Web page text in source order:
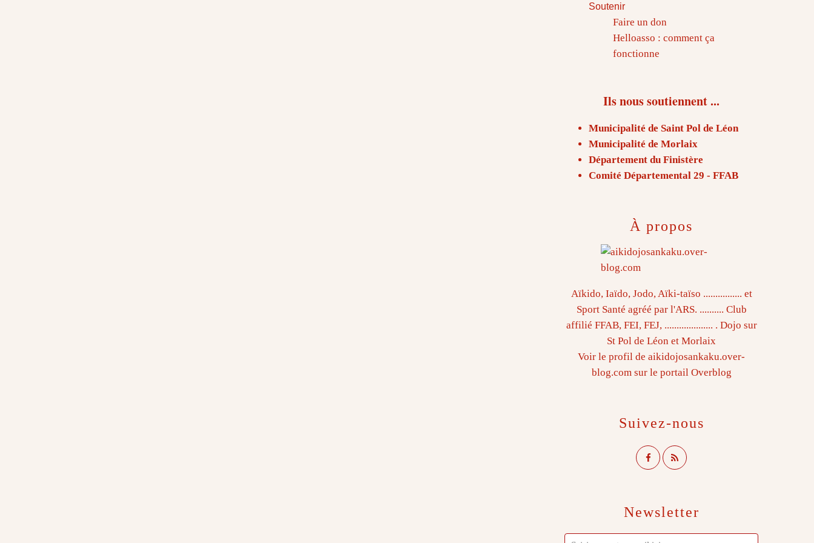
Newsletter
Suivez-nous
À propos
Aïkido, Iaïdo, Jodo, Aïki-taïso ................ et
Sport Santé agréé par l'ARS. .......... Club
affilié FFAB, FEI, FEJ, .................... . Dojo sur
St Pol de Léon et Morlaix
Voir le profil de aikidojosankaku.over-
blog.comsur le portail Overblog
Soutenir
Faire un don
Helloasso : comment ça
fonctionne
Ils nous soutiennent ...
Municipalité de Saint Pol de Léon
Municipalité de Morlaix
Département du Finistère
Comité Départemental 29 - FFAB